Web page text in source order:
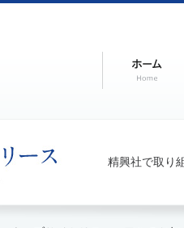
精興社で取り